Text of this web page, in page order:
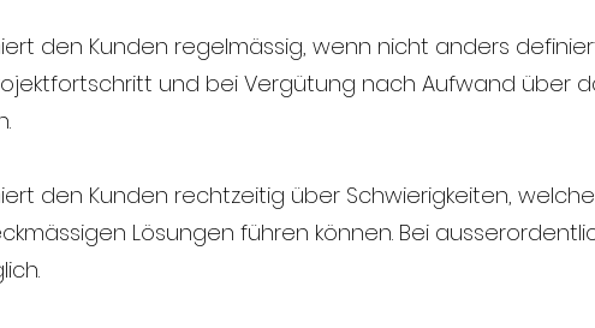
den Kunden regelmässig, wenn nicht anders
und bei Vergütung nach Aufwand über
den Kunden rechtzeitig über Schwierigkeiten,
Lösungen führen können. Bei